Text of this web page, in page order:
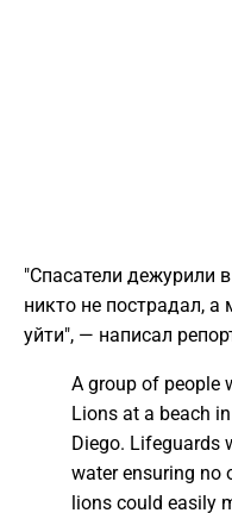
"Спасатели дежурили
никто не пострадал,
уйти", — написал
A group of people
Lions at a beach
Diego. Lifeguards
water ensuring no
lions could easily